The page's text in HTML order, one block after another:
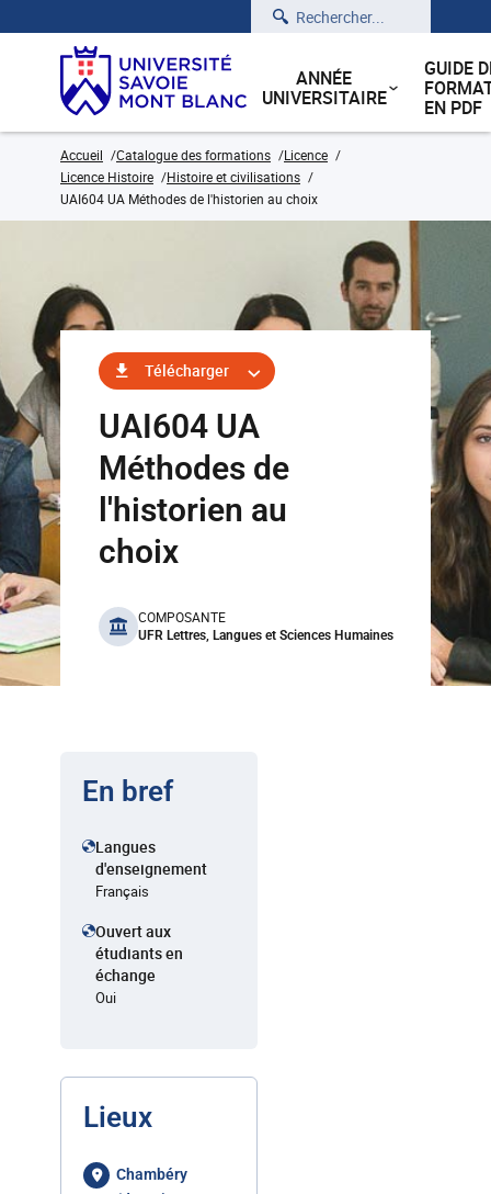
Rechercher
ANNÉE
UNIVERSITAIRE
GUIDE
EN PDF
Accueil Catalogue des formations
Licence
Licence Histoire
Histoire et civilisations
UAI604 UA Méthodes de l'historien au choix
Télécharger
UAI604 UA
Méthodes de
l'historien au
choix
benefits
COMPOSANTE
UFR Lettres, Langues et Sciences Humaines
En bref
Langues
d'enseignement
Français
Ouvert aux
étudiants en
échange
Oui
Lieux
Chambéry